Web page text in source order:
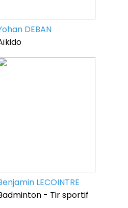
DEBAN
LECOINTRE
- Tir sportif